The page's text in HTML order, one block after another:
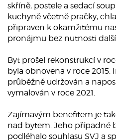
skříně, postele a sedací
kuchyně včetně pračky,
připraven k okamžitému
pronájmu bez nutnosti
Byt prošel rekonstrukcí v
byla obnovena v roce 2015.
průběžně udržován a
vymalován v roce 2021.
Zajímavým benefitem je
nad bytem. Jeho případné
podléhalo souhlasu SVJ a